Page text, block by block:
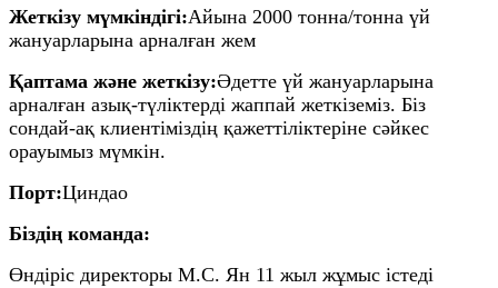
Жеткізу мүмкіндігі:Айына 2000 тонна/тонна үй
жануарларына арналған жем
Қаптама және жеткізу:Әдетте үй жануарларына
арналған азық-түліктерді жаппай жеткіземіз. Біз
сондай-ақ клиентіміздің қажеттіліктеріне сәйкес
орауымыз мүмкін.
Порт:Циндао
Біздің команда:
Өндіріс директоры М.С. Ян 11 жыл жұмыс істеді